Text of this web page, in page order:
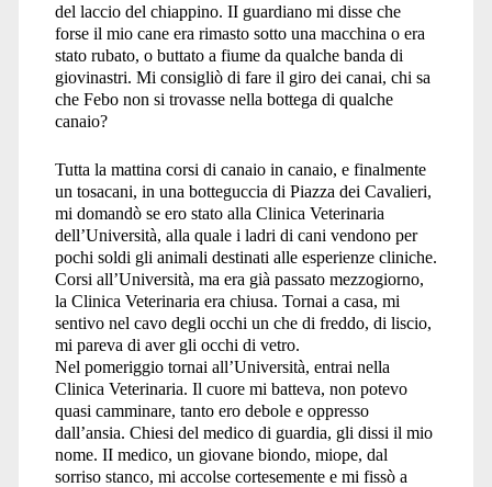
del laccio del chiappino. II guardiano mi disse che
forse il mio cane era rimasto sotto una macchina o era
stato rubato, o buttato a fiume da qualche banda di
giovinastri. Mi consigliò di fare il giro dei canai, chi sa
che Febo non si trovasse nella bottega di qualche
canaio?
Tutta la mattina corsi di canaio in canaio, e finalmente
un tosacani, in una botteguccia di Piazza dei Cavalieri,
mi domandò se ero stato alla Clinica Veterinaria
dell’Università, alla quale i ladri di cani vendono per
pochi soldi gli animali destinati alle esperienze cliniche.
Corsi all’Università, ma era già passato mezzogiorno,
la Clinica Veterinaria era chiusa. Tornai a casa, mi
sentivo nel cavo degli occhi un che di freddo, di liscio,
mi pareva di aver gli occhi di vetro.
Nel pomeriggio tornai all’Università, entrai nella
Clinica Veterinaria. Il cuore mi batteva, non potevo
quasi camminare, tanto ero debole e oppresso
dall’ansia. Chiesi del medico di guardia, gli dissi il mio
nome. II medico, un giovane biondo, miope, dal
sorriso stanco, mi accolse cortesemente e mi fissò a